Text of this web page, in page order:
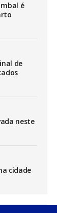
é
de
neste
cidade